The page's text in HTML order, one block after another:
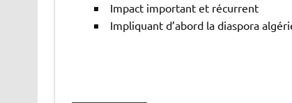
Impact important et récurrent
Impliquant d’abord la diaspora